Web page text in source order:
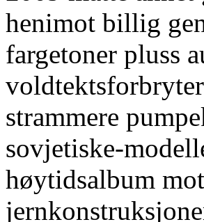
henimot billig
fargetoner pluss
strammere
sovjetiske-
høytidsalbum